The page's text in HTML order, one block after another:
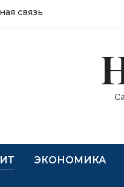
связь
ЭКОНОМИКА